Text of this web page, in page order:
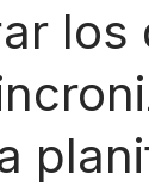
los